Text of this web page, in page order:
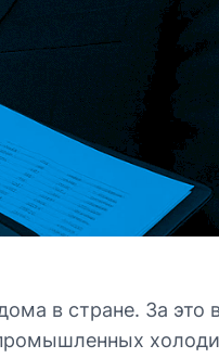
в стране. За это